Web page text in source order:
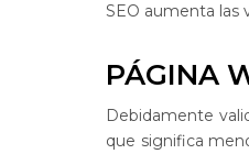
SEO aumenta las
PÁGINA
Debidamente
que significa